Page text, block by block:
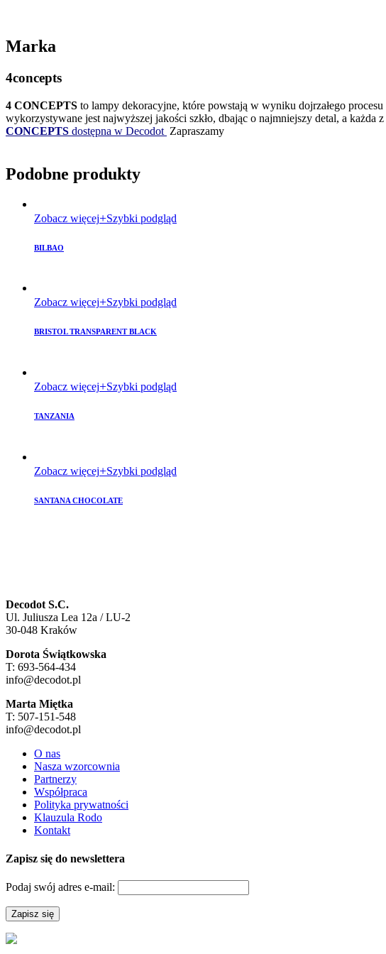
Marka
4concepts
4 CONCEPTS to lampy dekoracyjne, które powstają w wyniku dojrzałego
wykorzystywane jest najwyższej jakości szkło, dbając o najmniejszy detal, a każda
CONCEPTS dostępna w Decodot Zapraszamy
Podobne produkty
Zobacz więcej Szybki podgląd
BILBAO
Zobacz więcej Szybki podgląd
BRISTOL TRANSPARENT BLACK
Zobacz więcej Szybki podgląd
TANZANIA
Zobacz więcej Szybki podgląd
SANTANA CHOCOLATE
Decodot S.C.
Ul. Juliusza Lea 12a / LU-2
30-048 Kraków
Dorota Świątkowska
T: 693-564-434
info@decodot.pl
Marta Miętka
T: 507-151-548
info@decodot.pl
O nas
Nasza wzorcownia
Partnerzy
Współpraca
Polityka prywatności
Klauzula Rodo
Kontakt
Zapisz się do newslettera
Podaj swój adres e-mail: